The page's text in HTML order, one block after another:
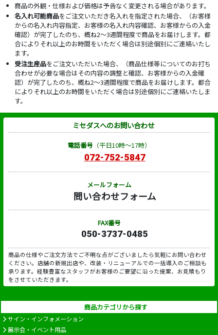
商品の外観・仕様および価格は予告なく変更される場合があります。
名入れ可能商品をご注文いただき名入れを指定された場合、（お客様
からの名入れ内容指定、お客様の名入れ内容確認、お客様からの入金
確認）が完了したのち、概ね2～3週間程度で商品をお届けします。都
合によりそれ以上のお時間をいただく場合は別途個別にご連絡いたし
ます。
受注生産品をご注文いただいた場合、（商品仕様等についてのお打ち
合わせが必要な場合はその内容の調整と確認、お客様からの入金確
認）が完了したのち、概ね2～3週間程度で商品をお届けします。都合
によりそれ以上のお時間をいただく場合は別途個別にご連絡いたしま
す。
ミセダスへのお問い合わせ
電話番号（平日10時～17時）
072-752-5847
メールフォーム
問い合わせフォーム
FAX番号
050-3737-0485
商品の仕様やご注文方法でご不明な点がございましたら気軽にお問い合わせ
ください。店舗の新規出店や、改装・リニューアルでの一括導入のご相談も
承ります。経験豊富なスタッフがお客様のご要望に沿った提案、お見積もり
をさせていただきます。
商品カテゴリから探す
サイン・インフォメーション
展示会・イベント用品